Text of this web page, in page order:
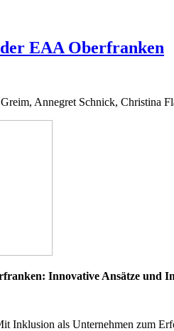
EAA Oberfranken
Annegret Schnick, Christina
Innovative Ansätze und
als Unternehmen zum